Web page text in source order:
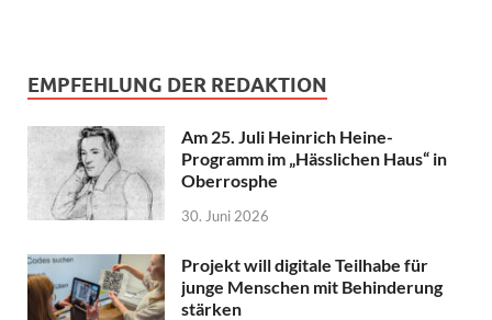
EMPFEHLUNG DER REDAKTION
Am 25. Juli Heinrich Heine-
Programm im „Hässlichen Haus“ in
Oberrosphe
30. Juni 2026
Projekt will digitale Teilhabe für
junge Menschen mit Behinderung
stärken